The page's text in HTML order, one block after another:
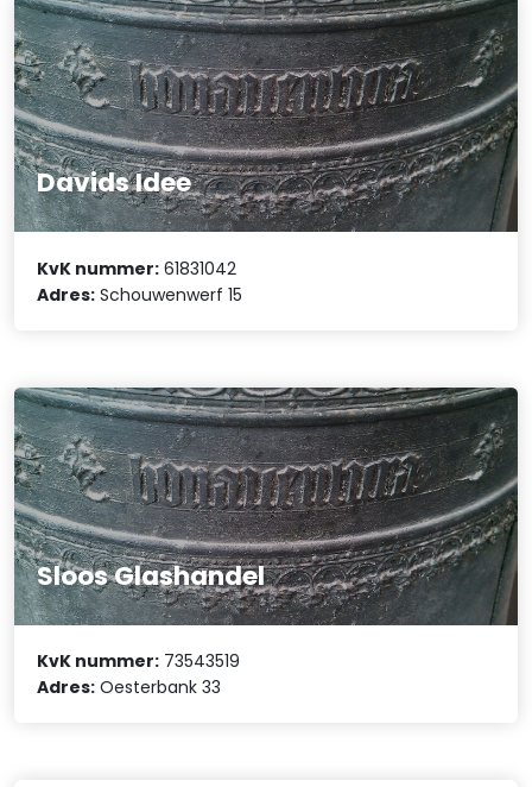
Davids Idee
KvK nummer: 61831042
Adres: Schouwenwerf 15
Sloos Glashandel
KvK nummer: 73543519
Adres: Oesterbank 33